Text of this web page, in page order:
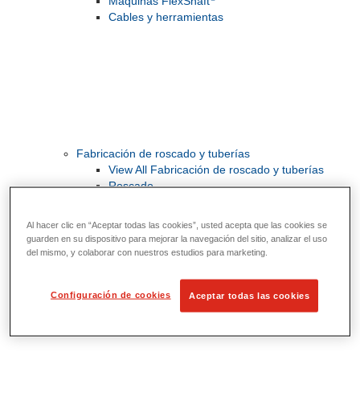
Cables y herramientas
Fabricación de roscado y tuberías
View All Fabricación de roscado y tuberías
Roscado
Prensas y soportes de tornillo para tubos
Corte y fabricación de tubos
Al hacer clic en “Aceptar todas las cookies”, usted acepta que las cookies se
guarden en su dispositivo para mejorar la navegación del sitio, analizar el uso
del mismo, y colaborar con nuestros estudios para marketing.
Configuración de cookies Aceptar todas las cookies